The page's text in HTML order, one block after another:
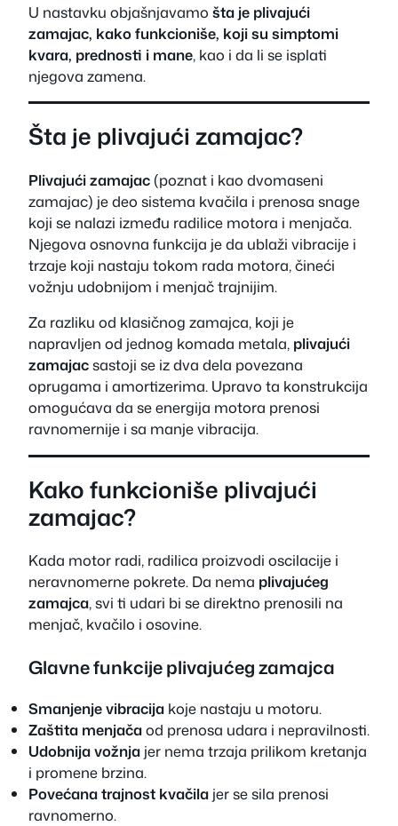
U nastavku objašnjavamo šta je plivajući
zamajac, kako funkcioniše, koji su simptomi
kvara, prednosti i mane, kao i da li se isplati
njegova zamena.
Šta je plivajući zamajac?
Plivajući zamajac(poznat i kao dvomaseni
zamajac) je deo sistema kvačila i prenosa snage
koji se nalazi između radilice motora i menjača.
Njegova osnovna funkcija je da ublaži vibracije i
trzaje koji nastaju tokom rada motora, čineći
vožnju udobnijom i menjač trajnijim.
Za razliku od klasičnog zamajca, koji je
napravljen od jednog komada metala, plivajući
zamajacsastoji se iz dva dela povezana
oprugama i amortizerima. Upravo ta konstrukcija
omogućava da se energija motora prenosi
ravnomernije i sa manje vibracija.
Kako funkcioniše plivajući
zamajac?
Kada motor radi, radilica proizvodi oscilacije i
neravnomerne pokrete. Da nema plivajućeg
zamajca, svi ti udari bi se direktno prenosili na
menjač, kvačilo i osovine.
Glavne funkcije plivajućeg zamajca
Smanjenje vibracija koje nastaju u motoru.
Zaštita menjačaod prenosa udara i nepravilnosti.
Udobnija vožnja jer nema trzaja prilikom kretanja
i promene brzina.
Povećana trajnost kvačila jer se sila prenosi
ravnomerno.